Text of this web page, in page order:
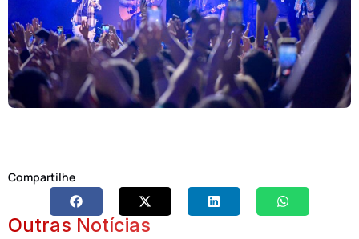
Compartilhe
Outras Notícias